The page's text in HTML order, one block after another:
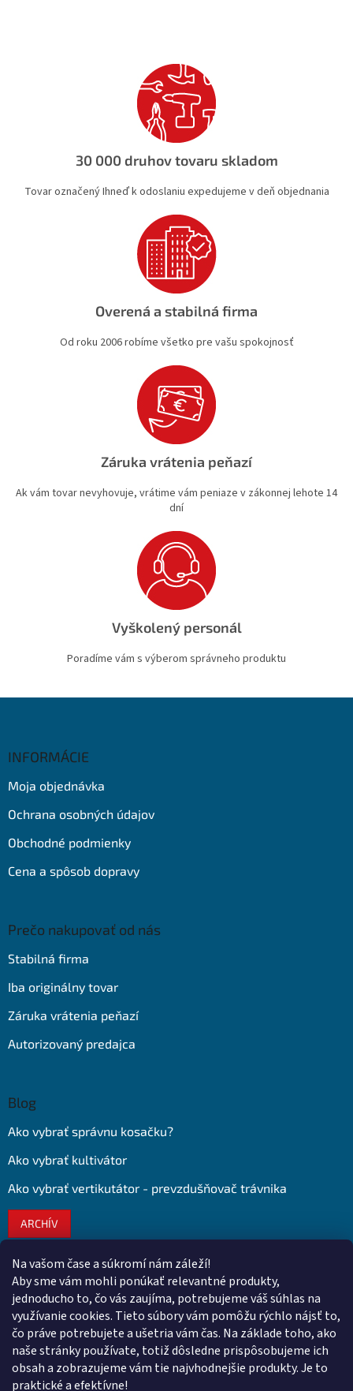
Na vašom čase a súkromí nám záleží!
Aby sme vám mohli ponúkať relevantné produkty,
jednoducho to, čo vás zaujíma, potrebujeme váš súhlas na
využívanie cookies. Tieto súbory vám pomôžu rýchlo nájsť to,
čo práve potrebujete a ušetria vám čas. Na základe toho, ako
naše stránky používate, totiž dôsledne prispôsobujeme ich
obsah a zobrazujeme vám tie najvhodnejšie produkty. Je to
praktické a efektívne!
e
p
r
v
k
ý
i
s
u
e
30 000 druhov tovaru skladom
Tovar označený Ihneď k odoslaniu expedujeme v deň objednania
Overená a stabilná firma
Od roku 2006 robíme všetko pre vašu spokojnosť
Záruka vrátenia peňazí
Ak vám tovar nevyhovuje, vrátime vám peniaze v zákonnej lehote 14
dní
Vyškolený personál
Poradíme vám s výberom správneho produktu
INFORMÁCIE
Moja objednávka
Ochrana osobných údajov
Obchodné podmienky
Cena a spôsob dopravy
Prečo nakupovať od nás
Stabilná firma
Iba originálny tovar
Záruka vrátenia peňazí
Autorizovaný predajca
Blog
Ako vybrať správnu kosačku?
Ako vybrať kultivátor
Ako vybrať vertikutátor - prevzdušňovač trávnika
ARCHÍV
Kontakt
obchod@ euroshopy.sk
0911 931 019
0911 931 019
Facebook Euroshopy